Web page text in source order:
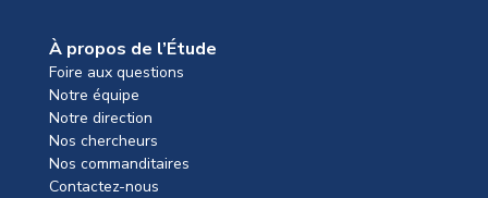
À propos de l’Étude
Foire aux questions
Notre équipe
Notre direction
Nos chercheurs
Nos commanditaires
Contactez-nous